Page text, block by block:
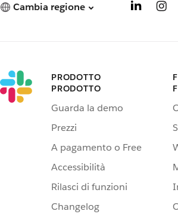
Cambia regione
PRODOTTO
PRODOTTO
Guarda la demo
Prezzi
A pagamento o Free
Accessibilità
Rilasci di funzioni
Changelog